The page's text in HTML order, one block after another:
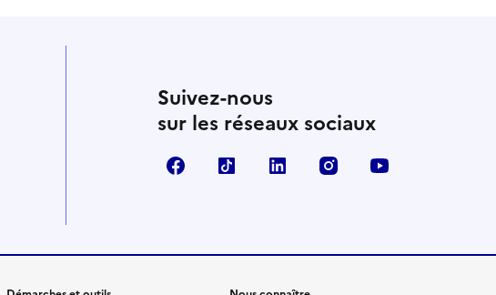
Suivez-nous
sur les réseaux sociaux
FacebookTikTok Linkedin Instagram